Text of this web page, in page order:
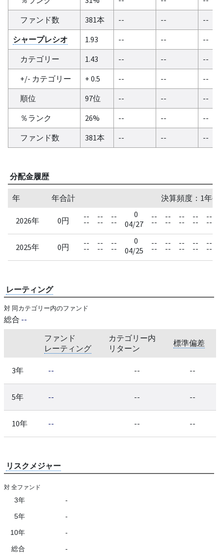
ファンド数
381本 -- --
--
シャープレシオ
1.93 -- --
--
カテゴリー
1.43 -- --
--
+/- カテゴリー
+ 0.5 -- --
--
順位
97位 -- --
--
％ランク
26% -- --
--
ファンド数
381本 -- -- --
分配金履歴
年 年合計 決算頻度：1年
2026年 0円 --
--
--
--
--
--
0
04/27
--
--
--
--
--
--
--
--
--
--
2025年 0円 --
--
--
--
--
--
0
04/25
--
--
--
--
--
--
--
--
--
--
レーティング
対 同カテゴリー内のファンド
総合 --
ファンド
レーティング
カテゴリー内
リターン
標準偏差
3年 -- -- --
5年 -- -- --
10年 -- -- --
リスクメジャー
対 全ファンド
3年 -
5年 -
10年 -
総合 -